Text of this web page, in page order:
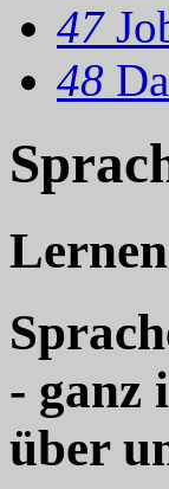
47
48
- ganz
über